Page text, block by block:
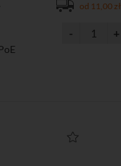
od 11,00 zł